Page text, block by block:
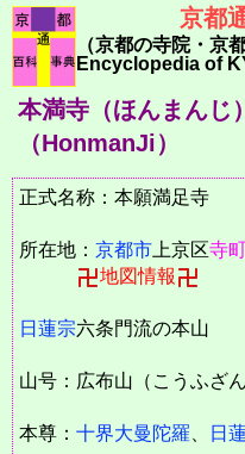
京都
（京都の寺院・京
Encyclopedia of
本満寺（ほんまんじ）
（HonmanJi）
正式名称：本願満足寺
所在地： 京都市 上京区寺
地図情報
日蓮宗六条門流の本山
山号：広布山（こうふざん
本尊： 十界大曼陀羅 日